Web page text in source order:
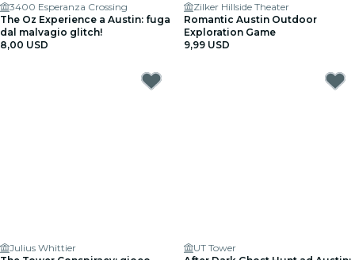
3400 Esperanza Crossing
The Oz Experience a Austin: fuga
dal malvagio glitch!
8,00 USD
Zilker Hillside Theater
Romantic Austin Outdoor
Exploration Game
9,99 USD
Julius Whittier
UT Tower